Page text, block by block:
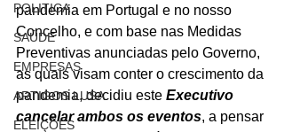
POLITICA
SAÚDE
EMPRESAS
ARTIGOS LUSA
ELEIÇÕES
pandemia em Portugal e no nosso
Concelho, e com base nas Medidas
Preventivas anunciadas pelo Governo,
as quais visam conter o crescimento da
pandemia, decidiu este Executivo
cancelar ambos os eventos, a pensar